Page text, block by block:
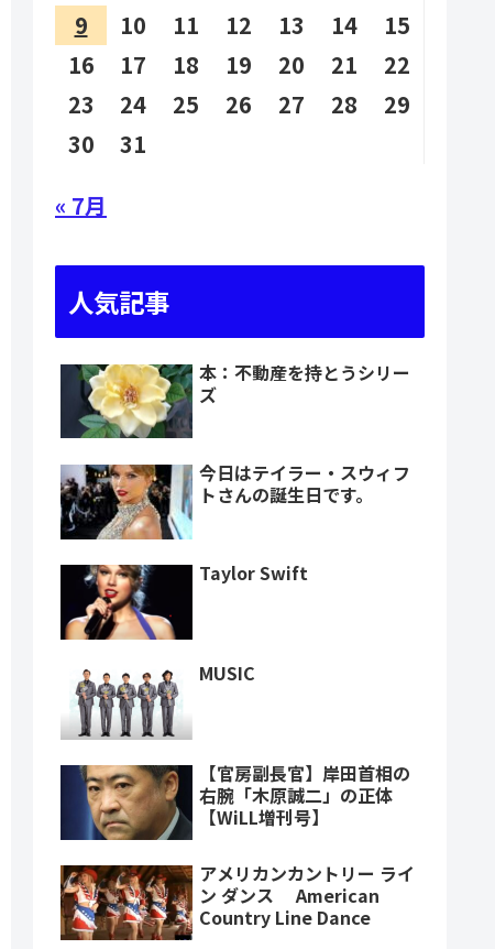
9
10 11 12 13 14
15
16
17 18 19 20 21
22
23
24 25 26 27 28
29
30
31
« 7月
人気記事
本：不動産を持とうシリー
ズ
今日はテイラー・スウィフ
トさんの誕生日です。
Taylor Swift
MUSIC
【官房副長官】岸田首相の
右腕「木原誠二」の正体
【WiLL増刊号】
アメリカンカントリー ライ
ン ダンス American
Country Line Dance